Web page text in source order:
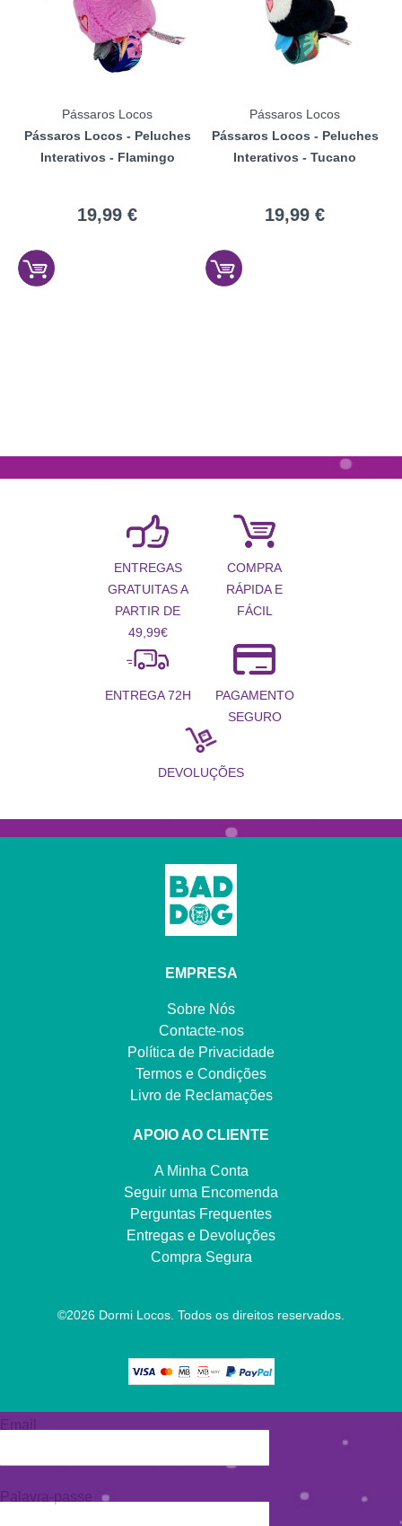
Pássaros Locos
Pássaros Locos - Peluches
Interativos - Flamingo
19,99 €
Pássaros Locos
Pássaros Locos - Peluches
Interativos - Tucano
19,99 €
ENTREGAS
GRATUITAS A
PARTIR DE
49,99€
COMPRA
RÁPIDA E
FÁCIL
ENTREGA 72H
PAGAMENTO
SEGURO
DEVOLUÇÕES
EMPRESA
Sobre Nós
Contacte-nos
Política de Privacidade
Termos e Condições
Livro de Reclamações
APOIO AO CLIENTE
A Minha Conta
Seguir uma Encomenda
Perguntas Frequentes
Entregas e Devoluções
Compra Segura
©2026 Dormi Locos. Todos os direitos reservados.
Email
Palavra-passe